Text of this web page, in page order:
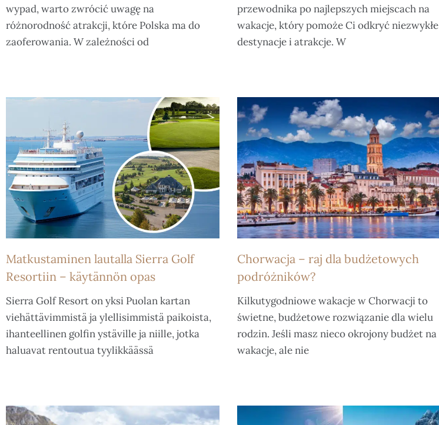
wypad, warto zwrócić uwagę na
różnorodność atrakcji, które Polska ma do
zaoferowania. W zależności od
przewodnika po najlepszych miejscach na
wakacje, który pomoże Ci odkryć niezwykłe
destynacje i atrakcje. W
Matkustaminen lautalla Sierra Golf
Resortiin – käytännön opas
Sierra Golf Resort on yksi Puolan kartan
viehättävimmistä ja ylellisimmistä paikoista,
ihanteellinen golfin ystäville ja niille, jotka
haluavat rentoutua tyylikkäässä
Chorwacja – raj dla budżetowych
podróżników?
Kilkutygodniowe wakacje w Chorwacji to
świetne, budżetowe rozwiązanie dla wielu
rodzin. Jeśli masz nieco okrojony budżet na
wakacje, ale nie